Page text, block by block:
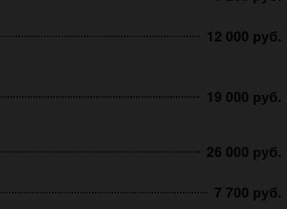
12 000 руб.
19 000 руб.
26 000 руб.
7 700 руб.